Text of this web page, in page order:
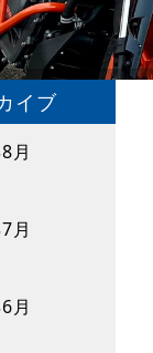
イブ
月
月
月